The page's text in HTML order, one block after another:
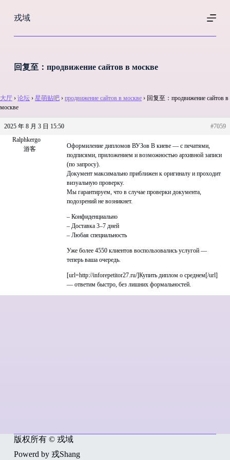
过
戎域
回复至：продвижение сайтов в москве
大厅 › 论坛 › 星萌贴吧 › продвижение сайтов в москве › 回复至：продвижение сайтов в
москве
2025 年 8 月 3 日 15:50
#7059
Ralphkergo
游客
Оформиление дипломов ВУЗов В киеве — с печатями,
подписями, приложением и возможностью архивной записи
(по запросу).
Документ максимально приближен к оригиналу и проходит
визуальную проверку.
Мы гарантируем, что в случае проверки документа,
подозрений не возникнет.
– Конфиденциально
– Доставка 3–7 дней
– Любая специальность
Уже более 4550 клиентов воспользовались услугой —
теперь ваша очередь.
[url=http://inforepetitor27.ru/]Купить диплом о среднем[/url]
— ответим быстро, без лишних формальностей.
版权所有 © 戎域
Powerd by 戎Shang